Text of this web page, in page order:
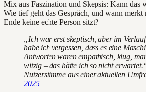
Mix aus Faszination und Skepsis: Kann das
Wie tief geht das Gespräch, und wann merkt
Ende keine echte Person sitzt?
„Ich war erst skeptisch, aber im
habe ich vergessen, dass es eine
Antworten waren empathisch, klug,
witzig – das hätte ich so nicht
Nutzerstimme aus einer aktuellen
2025